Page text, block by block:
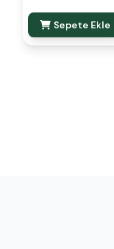
Sepete Ekle